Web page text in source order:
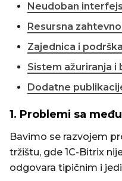
Neudoban
Resursna
Zajednica i podrška
Sistem ažuriranja i
Dodatne
1. Problemi sa
Bavimo se razvojem
tržištu, gde 1C-Bitrix
odgovara tipičnim i